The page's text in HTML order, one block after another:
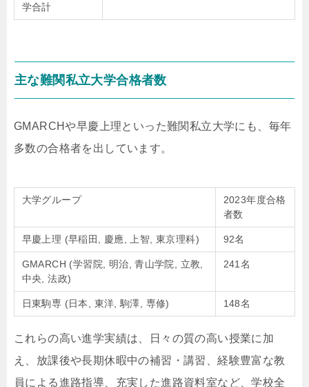
学合計
主な難関私立大学合格者数
GMARCHや早慶上理といった難関私立大学にも、毎年
多数の合格者を出しています。
大学グループ
2023年度合格
者数
早慶上理 (早稲田, 慶應, 上智, 東京理科) 92名
GMARCH (学習院, 明治, 青山学院, 立教,
中央, 法政)
241名
日東駒専 (日本, 東洋, 駒澤, 専修) 148名
これらの高い進学実績は、日々の質の高い授業に加
え、放課後や長期休暇中の補習・講習、経験豊富な教
員による進路指導、充実した進路資料室など、学校全